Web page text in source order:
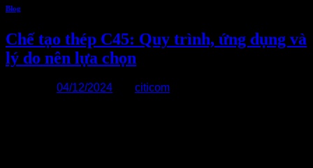
Blog
Chế tạo thép C45: Quy trình, ứng dụng và
lý do nên lựa chọn
04/12/2024 citicom